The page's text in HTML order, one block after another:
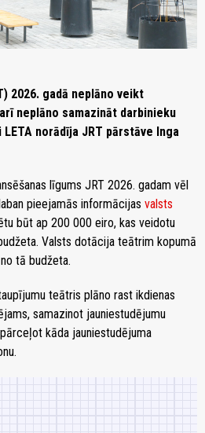
2026. gadā neplāno veikt
neplāno samazināt darbinieku
norādīja JRT pārstāve Inga
līgums JRT 2026. gadam vēl
pieejamās informācijas valsts
būt ap 200 000 eiro, kas veidotu
Valsts dotācija teātrim kopumā
tā budžeta.
teātris plāno rast ikdienas
samazinot jauniestudējumu
kāda jauniestudējuma